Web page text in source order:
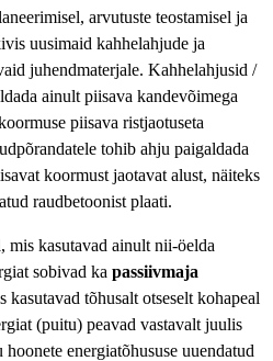
arvutuste teostamisel ja
uusimaid kahhelahjude ja
juhendmaterjale. Kahhelahjusid /
ainult piisava kandevõimega
piisava ristjaotuseta
tohib ahju paigaldada
koormust jaotavat alust, näiteks
raudbetoonist plaati.
, mis kasutavad ainult nii-öelda
sobivad ka passiivmaja
kasutavad tõhusalt otseselt kohapeal
(puitu) peavad vastavalt juulis
energiatõhususe uuendatud